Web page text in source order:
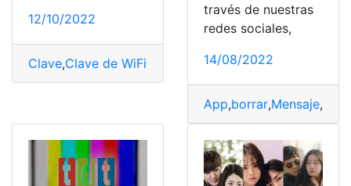
12/10/2022
Clave,Clave de WiFi Pasos,Ver,Wifi
través de nuestras
redes sociales,
14/08/2022
App,borrar,Mensaje,